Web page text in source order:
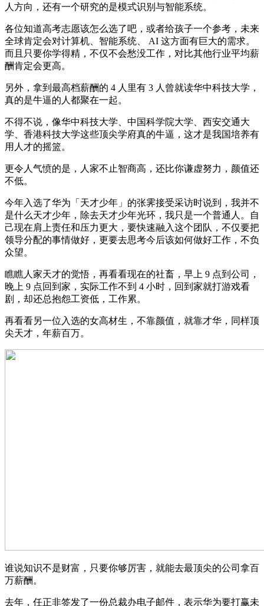
人方向，还有一个研究的是模式识别与智能系统。
各位知道高考志愿该怎么选了吧，或者给孩子一个参考，未来
全球肯定会对计算机、智能系统、 AI 这方面有巨大的需求。
而且只要你学得精，不仅不会愁没工作，对比其他行业平均薪
酬肯定会更高。
另外，拿到最高档薪酬的 4 人里有 3 人曾就读华中科技大学，
真的是牛逼的人都聚在一起。
不得不说，像华中科技大学、中国科学院大学、西安交通大
学、香港科技大学这些顶尖学府真的牛逼，这才是我国培养有
用人才的摇篮。
更令人气愤的是，人家不止智商高，还比你谦虚努力，颜值还
不低。
今年入选了华为「天才少年」的张霁接受采访时说到，我并不
是什么天才少年，除去天才少年光环，我只是一个普通人。自
己现在肩上责任和压力更大，要快速融入这个团队，不仅要把
领导分配的事情做好，更要去思考今后该如何做好工作，不负
众望。
瞧瞧人家天才的觉悟，再看看现在的社畜，早上 9 点到公司，
晚上 9 点回到家，实际工作不到 4 小时，回到家就打游戏看
剧，却还总抱怨工资低，工作累。
再看看另一位入选的女高材生，不靠颜值，就靠才华，同样顶
尖天才，年薪百万。
谁说知识不是财富，只要你够厉害，就能去最顶尖的公司拿百
万薪酬。
去年，任正非签发了一份总裁办电子邮件，表示华为要打赢未